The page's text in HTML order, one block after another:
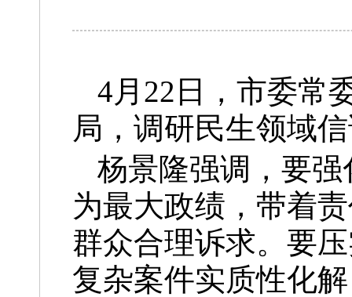
4月22日，市委常
局，调研民生领域
杨景隆强调，要
为最大政绩，带着
群众合理诉求。要
复杂案件实质性化